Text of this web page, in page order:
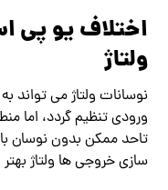
اختلاف یو پی
ولتاژ
نوسانات ولتاژ می تواند
ورودی تنظیم گردد، اما
سازی خروجی ها ولتاژ